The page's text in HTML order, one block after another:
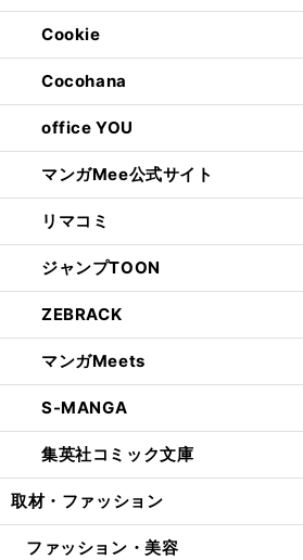
Cookie
Cocohana
office YOU
マンガMee公式サイト
リマコミ
ジャンプTOON
ZEBRACK
マンガMeets
S-MANGA
集英社コミック文庫
取材・ファッション
ファッション・美容